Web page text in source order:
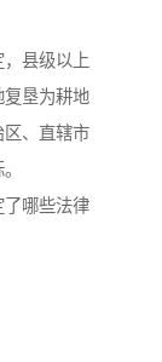
县级以上
复垦为耕地
区、直辖市
了哪些法律